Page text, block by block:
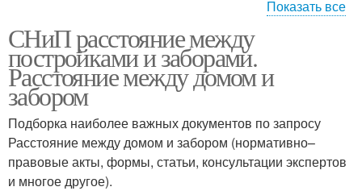
Оптимальная дистанция
Показать все
СНиП расстояние между
постройками и заборами.
Расстояние между домом и
забором
Подборка наиболее важных документов по запросу
Расстояние между домом и забором (нормативно–
правовые акты, формы, статьи, консультации экспертов
и многое другое).